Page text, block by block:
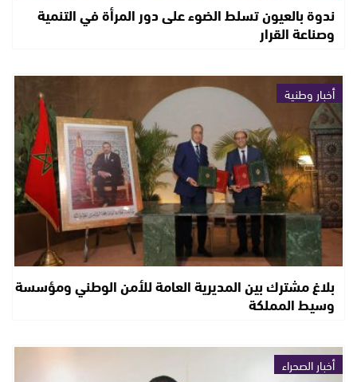
ندوة بالعيون تسلط الضوء على دور المرأة في التنمية
وصناعة القرار
أخبار وطنية
بلاغ مشترك بين المديرية العامة للأمن الوطني ومؤسسة
وسيط المملكة
أخبار الصحراء